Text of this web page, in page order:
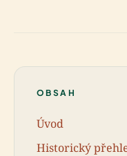
OBSAH
Úvod
Historický